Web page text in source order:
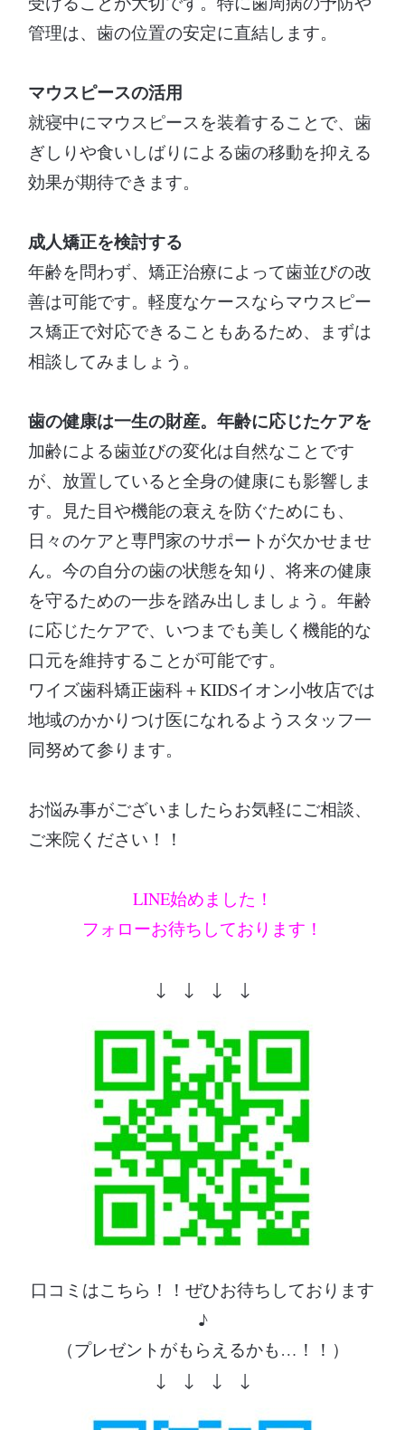
管理は、歯の位置の安定に直結します。
マウスピースの活用
就寝中にマウスピースを装着することで、歯
ぎしりや食いしばりによる歯の移動を抑える
効果が期待できます。
成人矯正を検討する
年齢を問わず、矯正治療によって歯並びの改
善は可能です。軽度なケースならマウスピー
ス矯正で対応できることもあるため、まずは
相談してみましょう。
歯の健康は一生の財産。年齢に応じたケアを
加齢による歯並びの変化は自然なことです
が、放置していると全身の健康にも影響しま
す。見た目や機能の衰えを防ぐためにも、
日々のケアと専門家のサポートが欠かせませ
ん。今の自分の歯の状態を知り、将来の健康
を守るための一歩を踏み出しましょう。年齢
に応じたケアで、いつまでも美しく機能的な
口元を維持することが可能です。
ワイズ歯科矯正歯科＋KIDSイオン小牧店では
地域のかかりつけ医になれるようスタッフ一
同努めて参ります。
お悩み事がございましたらお気軽にご相談、
ご来院ください！！
LINE始めました！
フォローお待ちしております！
↓ ↓ ↓ ↓
口コミはこちら！！ぜひお待ちしております
♪
（プレゼントがもらえるかも…！！）
↓ ↓ ↓ ↓